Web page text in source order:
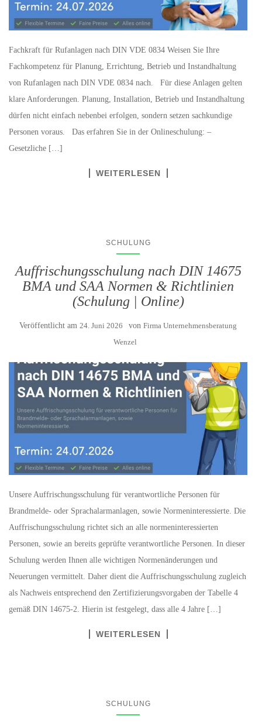
Fachkraft für Rufanlagen nach DIN VDE 0834 Weisen Sie Ihre
Fachkompetenz für Planung, Errichtung, Betrieb und Instandhaltung
von Rufanlagen nach DIN VDE 0834 nach. Für diese Anlagen gelten
klare Anforderungen. Planung, Installation, Betrieb und Instandhaltung
dürfen nicht einfach nebenbei erfolgen, sondern setzen sachkundige
Personen voraus. Das erfahren Sie in der Onlineschulung: –
Gesetzliche […]
WEITERLESEN
SCHULUNG
Auffrischungsschulung nach DIN 14675
BMA und SAA Normen & Richtlinien
(Schulung | Online)
Veröffentlicht am 24. Juni 2026 von Firma Unternehmensberatung
Wenzel
Unsere Auffrischungsschulung für verantwortliche Personen für
Brandmelde- oder Sprachalarmanlagen, sowie Normeninteressierte. Die
Auffrischungsschulung richtet sich an alle normeninteressierten
Personen, sowie an bereits geprüfte verantwortliche Personen. In dieser
Schulung werden Ihnen alle wichtigen Normenänderungen und
Neuerungen vermittelt. Daher dient die Auffrischungsschulung zugleich
als Nachweis entsprechend den Zertifizierungsvorgaben der Tabelle 4
gemäß DIN 14675-2. Hierin ist festgelegt, dass alle 4 Jahre […]
WEITERLESEN
SCHULUNG